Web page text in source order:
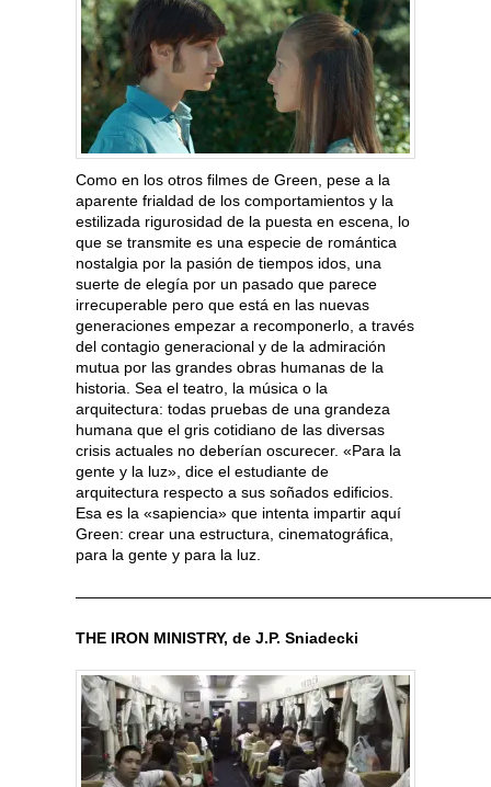
Como en los otros filmes de Green, pese a la
aparente frialdad de los comportamientos y la
estilizada rigurosidad de la puesta en escena, lo
que se transmite es una especie de romántica
nostalgia por la pasión de tiempos idos, una
suerte de elegía por un pasado que parece
irrecuperable pero que está en las nuevas
generaciones empezar a recomponerlo, a través
del contagio generacional y de la admiración
mutua por las grandes obras humanas de la
historia. Sea el teatro, la música o la
arquitectura: todas pruebas de una grandeza
humana que el gris cotidiano de las diversas
crisis actuales no deberían oscurecer. «Para la
gente y la luz», dice el estudiante de
arquitectura respecto a sus soñados edificios.
Esa es la «sapiencia» que intenta impartir aquí
Green: crear una estructura, cinematográfica,
para la gente y para la luz.
THE IRON MINISTRY, de J.P. Sniadecki